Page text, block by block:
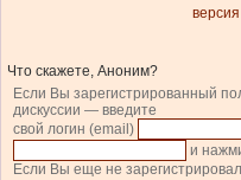
Что скажете, Аноним?
Если Вы зарегистрированный
дискуссии — введите
свой логин (email)
и
Если Вы еще не